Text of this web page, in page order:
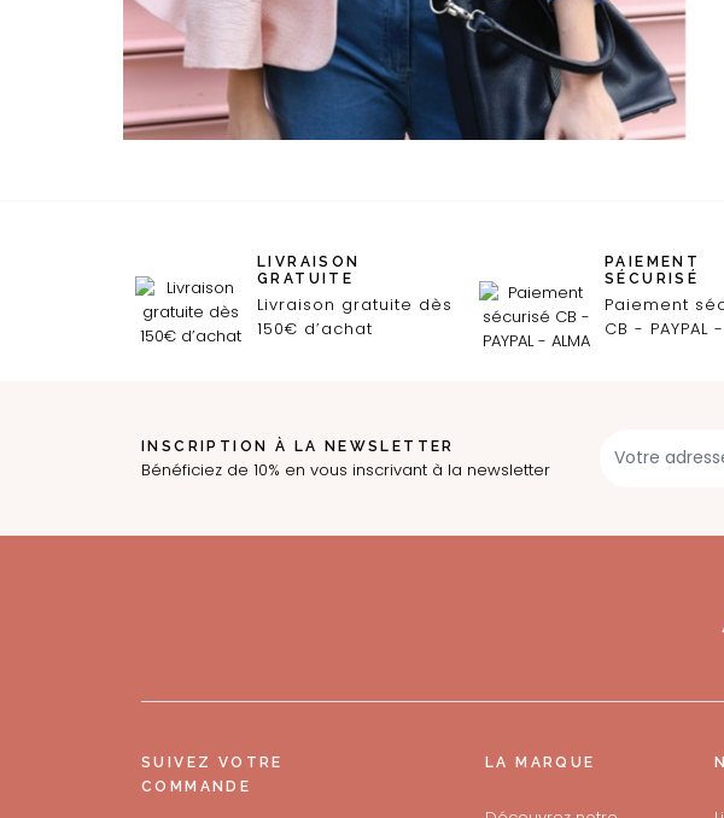
LIVRAISON
GRATUITE
Livraison gratuite dès
150€ d’achat
PAIEMENT
SÉCURISÉ
Paiement
CB - PAYPAL
INSCRIPTION À LA NEWSLETTER
Bénéficiez de 10% en vous inscrivant à la newsletter
SUIVEZ VOTRE
COMMANDE
LA MARQUE